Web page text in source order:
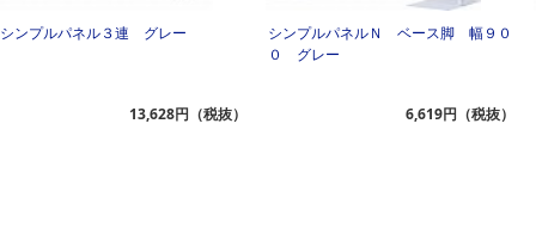
シンプルパネル３連 グレー
13,628円（税抜）
シンプルパネルＮ ベース脚 幅９０
０ グレー
6,619円（税抜）